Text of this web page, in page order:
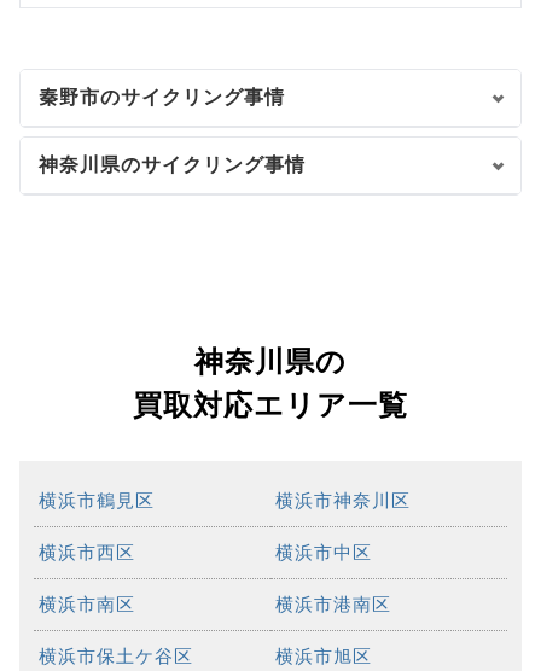
秦野市のサイクリング事情
神奈川県のサイクリング事情
神奈川県の
買取対応エリア一覧
横浜市鶴見区 横浜市神奈川区
横浜市西区 横浜市中区
横浜市南区 横浜市港南区
横浜市保土ケ谷区 横浜市旭区